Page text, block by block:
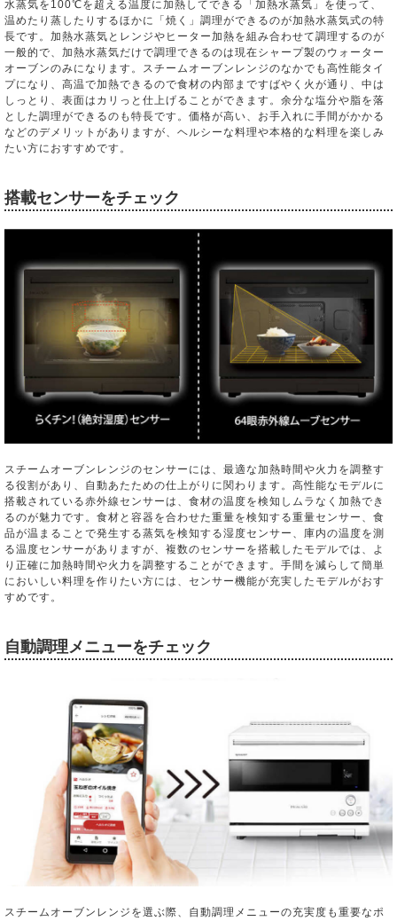
水蒸気を100℃を超える温度に加熱してできる「加熱水蒸気」を使って、
温めたり蒸したりするほかに「焼く」調理ができるのが加熱水蒸気式の特
長です。加熱水蒸気とレンジやヒーター加熱を組み合わせて調理するのが
一般的で、加熱水蒸気だけで調理できるのは現在シャープ製のウォーター
オーブンのみになります。スチームオーブンレンジのなかでも高性能タイ
プになり、高温で加熱できるので食材の内部まですばやく火が通り、中は
しっとり、表面はカリっと仕上げることができます。余分な塩分や脂を落
とした調理ができるのも特長です。価格が高い、お手入れに手間がかかる
などのデメリットがありますが、ヘルシーな料理や本格的な料理を楽しみ
たい方におすすめです。
搭載センサーをチェック
スチームオーブンレンジのセンサーには、最適な加熱時間や火力を調整す
る役割があり、自動あたための仕上がりに関わります。高性能なモデルに
搭載されている赤外線センサーは、食材の温度を検知しムラなく加熱でき
るのが魅力です。食材と容器を合わせた重量を検知する重量センサー、食
品が温まることで発生する蒸気を検知する湿度センサー、庫内の温度を測
る温度センサーがありますが、複数のセンサーを搭載したモデルでは、よ
り正確に加熱時間や火力を調整することができます。手間を減らして簡単
においしい料理を作りたい方には、センサー機能が充実したモデルがおす
すめです。
自動調理メニューをチェック
スチームオーブンレンジを選ぶ際、自動調理メニューの充実度も重要なポ